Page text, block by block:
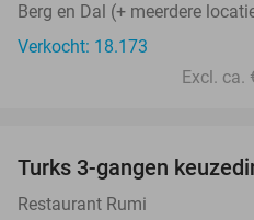
Berg en Dal (+ meerdere
Verkocht: 18.173
Excl. ca.
Turks 3-gangen
Restaurant Rumi